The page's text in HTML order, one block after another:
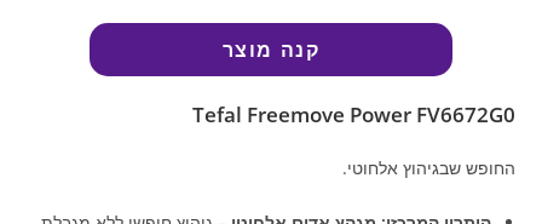
קנה מוצר
Tefal Freemove Power FV6672G0
החופש שבגיהוץ אלחוטי.